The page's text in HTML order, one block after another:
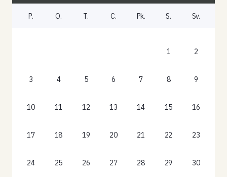
P. O. T. C. Pk. S. Sv.
1 2
3 4 5 6 7 8 9
10 11 12 13 14 15 16
17 18 19 20 21 22 23
24 25 26 27 28 29 30